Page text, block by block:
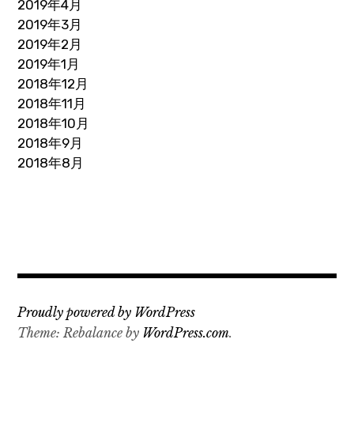
2019年4月
2019年3月
2019年2月
2019年1月
2018年12月
2018年11月
2018年10月
2018年9月
2018年8月
Proudly powered by WordPress
Theme: Rebalance by WordPress.com.